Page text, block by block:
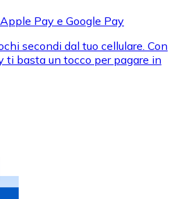
in contanti e altri mezzi di
Pay e Google Pay
secondi dal tuo cellulare. Con
ti basta un tocco per pagare in